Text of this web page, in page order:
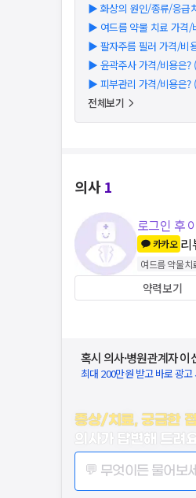
▶ 화상의 원인/종류/응급
▶ 여드름 약물 치료 가격/
▶ 팔자주름 필러 가격/비
▶ 윤곽주사 가격/비용은?
▶ 피부관리 가격/비용은?
전체보기
의사1
로그인 후
카카오 리
여드름 약물치
약력보기
혹시 의사·병원관계자 이
최대 200만원 받고 바로 광
증상/치료, 궁금한
의사가 답변해 드려
💬 무엇이든 물어보